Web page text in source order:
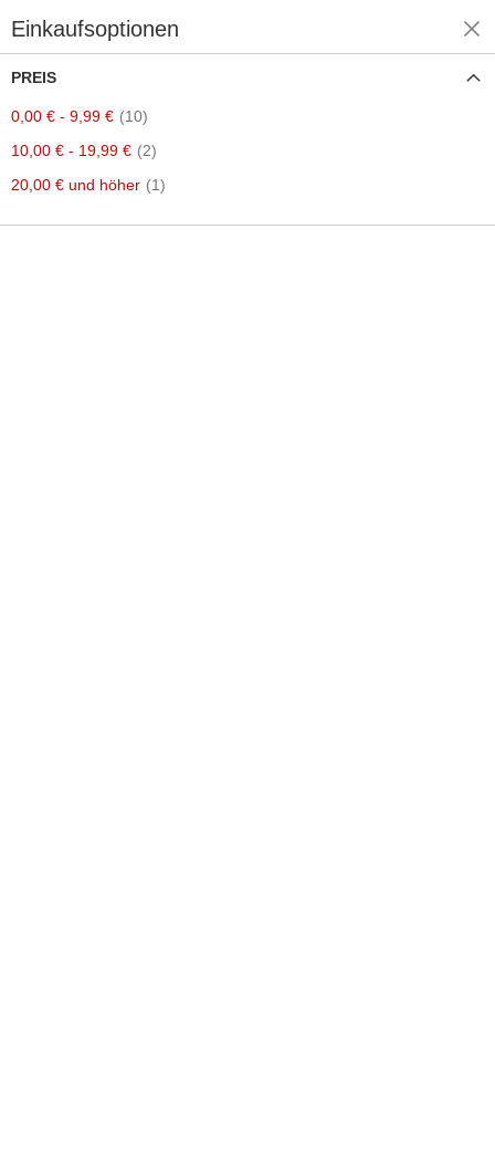
Einkaufsoptionen
PREIS
0,00 € - 9,99 € 10Artikel
10,00 € - 19,99 € 2Artikel
20,00 € und höher 1Artikel